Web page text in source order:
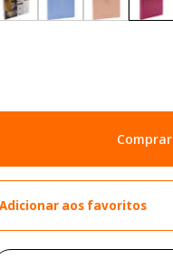
Comprar
Adicionar aos favoritos